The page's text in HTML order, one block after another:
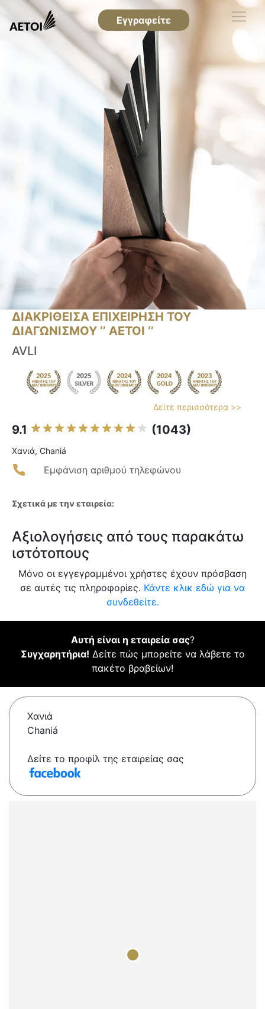
Εγγραφείτε
ΔΙΑΚΡΙΘΕΙΣΑ ΕΠΙΧΕΙΡΗΣΗ ΤΟΥ
ΔΙΑΓΩΝΙΣΜΟΥ ‘’ ΑΕΤΟΙ ‘’
AVLI
Δείτε περισσότερα >>
9.1 (1043)
Χανιά, Chaniá
Εμφάνιση αριθμού τηλεφώνου
Σχετικά με την εταιρεία:
Αξιολογήσεις από τους παρακάτω
ιστότοπους
Μόνο οι εγγεγραμμένοι χρήστες έχουν πρόσβαση
σε αυτές τις πληροφορίες. Κάντε κλικ εδώ για να
συνδεθείτε.
Αυτή είναι η εταιρεία σας?
Συγχαρητήρια! Δείτε πώς μπορείτε να λάβετε το
πακέτο βραβείων!
Χανιά
Chaniá
Δείτε το προφίλ της εταιρείας σας